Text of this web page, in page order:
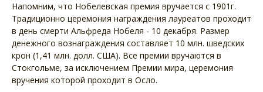
Напомним, что Нобелевская премия вручается с 1901г.
Традиционно церемония награждения лауреатов проходит
в день смерти Альфреда Нобеля - 10 декабря. Размер
денежного вознаграждения составляет 10 млн. шведских
крон (1,41 млн. долл. США). Все премии вручаются в
Стокгольме, за исключением Премии мира, церемония
вручения которой проходит в Осло.